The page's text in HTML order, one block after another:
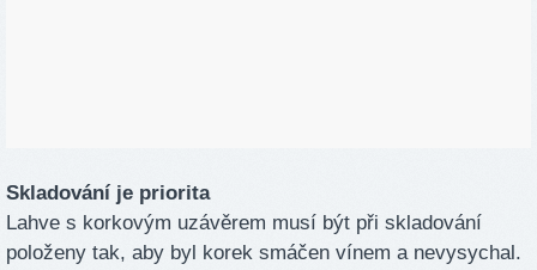
Skladování je priorita
Lahve s korkovým uzávěrem musí být při skladování
položeny tak, aby byl korek smáčen vínem a nevysychal.